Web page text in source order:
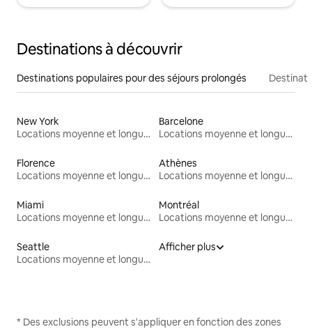
Destinations à découvrir
Destinations populaires pour des séjours prolongés
New York
Locations moyenne et longue durée
Barcelone
Locations moyenne et longue durée
Florence
Locations moyenne et longue durée
Athènes
Locations moyenne et longue durée
Miami
Locations moyenne et longue durée
Montréal
Locations moyenne et longue durée
Seattle
Locations moyenne et longue durée
Afficher plus
* Des exclusions peuvent s'appliquer en fonction des zones